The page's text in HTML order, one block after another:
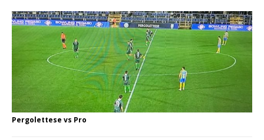
Nuovo fronte delle fiamme: vasto incendio
alle pendici del Monte Barone
Centinaia di vercellesi a Oropa per il
pellegrinaggio diocesano
Intervento dei vigili del fuoco per un
incendio di sterpaglie a Caresanablot
Dieci anni fa l’ingresso a Vercelli
Pergolettese vs Pro